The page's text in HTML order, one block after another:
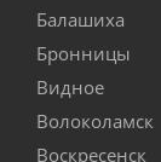
Балашиха
Бронницы
Видное
Волоколамск
Воскресенск